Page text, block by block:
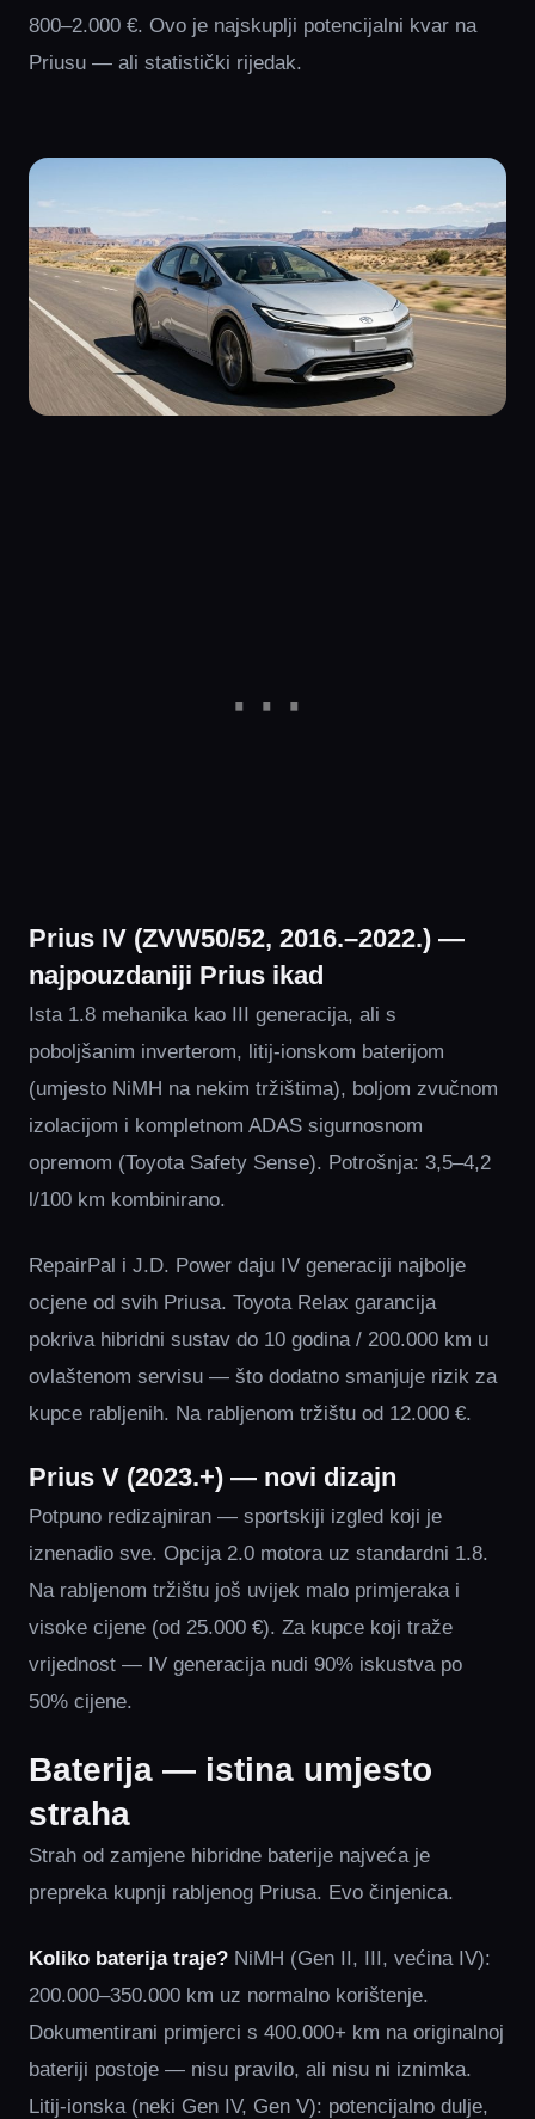
800–2.000 €. Ovo je najskuplji potencijalni kvar na
Priusu — ali statistički rijedak.
Prius IV (ZVW50/52, 2016.–2022.) —
najpouzdaniji Prius ikad
Ista 1.8 mehanika kao III generacija, ali s
poboljšanim inverterom, litij-ionskom baterijom
(umjesto NiMH na nekim tržištima), boljom zvučnom
izolacijom i kompletnom ADAS sigurnosnom
opremom (Toyota Safety Sense). Potrošnja: 3,5–4,2
l/100 km kombinirano.
RepairPal i J.D. Power daju IV generaciji najbolje
ocjene od svih Priusa. Toyota Relax garancija
pokriva hibridni sustav do 10 godina / 200.000 km u
ovlaštenom servisu — što dodatno smanjuje rizik za
kupce rabljenih. Na rabljenom tržištu od 12.000 €.
Prius V (2023.+) — novi dizajn
Potpuno redizajniran — sportskiji izgled koji je
iznenadio sve. Opcija 2.0 motora uz standardni 1.8.
Na rabljenom tržištu još uvijek malo primjeraka i
visoke cijene (od 25.000 €). Za kupce koji traže
vrijednost — IV generacija nudi 90% iskustva po
50% cijene.
Baterija — istina umjesto
straha
Strah od zamjene hibridne baterije najveća je
prepreka kupnji rabljenog Priusa. Evo činjenica.
Koliko baterija traje? NiMH (Gen II, III, većina IV):
200.000–350.000 km uz normalno korištenje.
Dokumentirani primjerci s 400.000+ km na originalnoj
bateriji postoje — nisu pravilo, ali nisu ni iznimka.
Litij-ionska (neki Gen IV, Gen V): potencijalno dulje,